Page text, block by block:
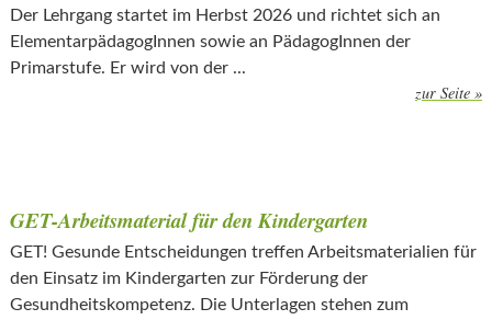
Der Lehrgang startet im Herbst 2026 und richtet sich an
ElementarpädagogInnen sowie an PädagogInnen der
Primarstufe. Er wird von der ...
zur Seite »
GET-Arbeitsmaterial für den Kindergarten
GET! Gesunde Entscheidungen treffen Arbeitsmaterialien für
den Einsatz im Kindergarten zur Förderung der
Gesundheitskompetenz. Die Unterlagen stehen zum